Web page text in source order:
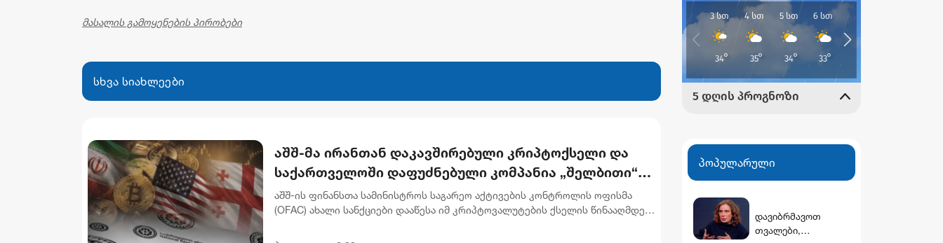
მასალის გამოყენების პირობები
სხვა სიახლეები
აშშ-მა ირანთან დაკავშირებული კრიპტოქსელი და
საქართველოში დაფუძნებული კომპანია „შელბითი“
დაასანქცირა - რას აცხადებს სები
აშშ-ის ფინანსთა სამინისტროს საგარეო აქტივების კონტროლის ოფისმა
(OFAC) ახალი სანქციები დააწესა იმ კრიპტოვალუტების ქსელის წინააღმდეგ,
გათეთრების...
პოპულარული
დავიბრმავოთ
თვალები,